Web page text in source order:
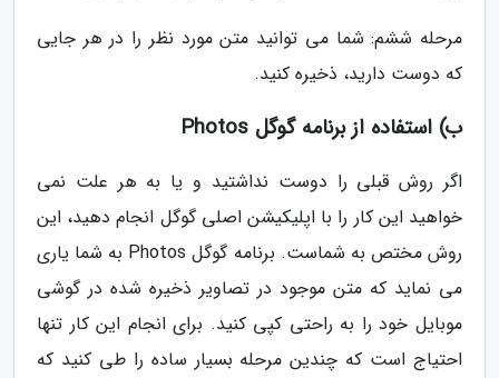
مرحله ششم: شما می توانید متن مورد نظر را در هر جایی
که دوست دارید، ذخیره کنید.
ب) استفاده از برنامه گوگل Photos
اگر روش قبلی را دوست نداشتید و یا به هر علت نمی
خواهید این کار را با اپلیکیشن اصلی گوگل انجام دهید، این
روش مختص به شماست. برنامه گوگل Photos به شما یاری
می نماید که متن موجود در تصاویر ذخیره شده در گوشی
موبایل خود را به راحتی کپی کنید. برای انجام این کار تنها
احتیاج است که چندین مرحله بسیار ساده را طی کنید که